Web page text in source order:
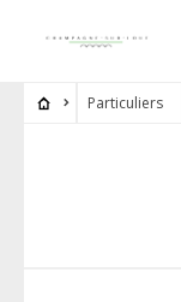
Particuliers